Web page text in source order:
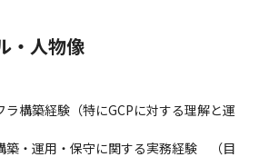
:
クラウド管理の内製化を目指し、社
やノウハウの蓄積を図ります。社員
管理体制の最適化を進めます。
・人物像
ラ構築経験（特にGCPに対する理解と運
築・運用・保守に関する実務経験　（目